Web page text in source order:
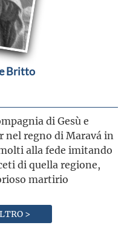
Britto
di Gesù e
regno di Maravá in
alla fede imitando
di quella regione,
martirio
>